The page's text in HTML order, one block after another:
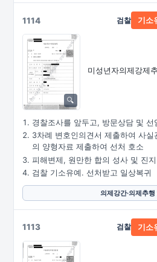
1114
미성년자의제강제
검찰 기소
경찰조사를 앞두고, 방문상담 및 선
3차례 변호인의견서 제출하여 사실
의 양형자료 제출하여 선처 호소
피해변제, 원만한 합의 성사 및 진
검찰 기소유예. 선처받고 일상복귀
의제강간·의제추행
1113 검찰 기소